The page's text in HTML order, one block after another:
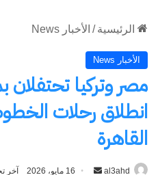
الرئيسية / الأخبار News
الأخبار News
انطلاق رحلات
القاهرة
al3ahd
أرسل 16 مايو، 2026 آخر تحديث: